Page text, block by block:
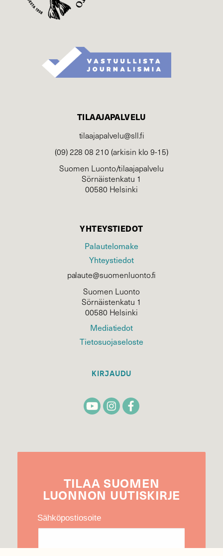
TILAAJAPALVELU
tilaajapalvelu@sll.fi
(09) 228 08 210 (arkisin klo 9-15)
Suomen Luonto/tilaajapalvelu
Sörnäistenkatu 1
00580 Helsinki
YHTEYSTIEDOT
Palautelomake
Yhteystiedot
palaute@suomenluonto.fi
Suomen Luonto
Sörnäistenkatu 1
00580 Helsinki
Mediatiedot
Tietosuojaseloste
KIRJAUDU
TILAA SUOMEN
LUONNON UUTIS­KIRJE
Sähköpostiosoite